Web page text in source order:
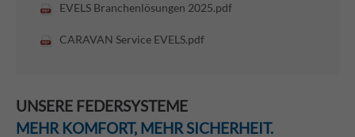
EVELS Branchenlösungen 2025.pdf
CARAVAN Service EVELS.pdf
UNSERE FEDERSYSTEME
MEHR KOMFORT, MEHR SICHERHEIT.